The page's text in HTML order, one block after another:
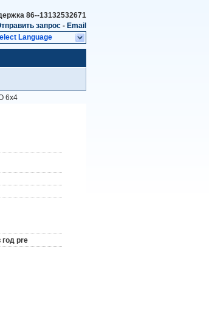
86--13132532671
запрос - Email
Language
6x4
год pre